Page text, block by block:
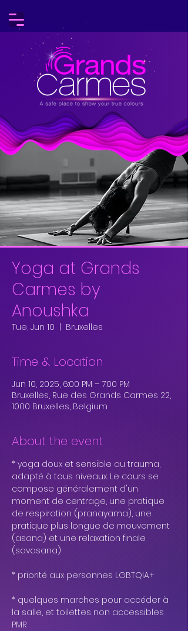
Yoga at Grands
Carmes by
Anoushka
Tue, Jun 10 Bruxelles
Time & Location
Jun 10, 2025, 6:00 PM – 7:00 PM
Bruxelles, Rue des Grands Carmes 22,
1000 Bruxelles, Belgium
About the event
* yoga doux et sensible au trauma,
adapté à tous niveaux. Le cours se
compose généralement d'un
moment de centrage, une pratique
de respiration (pranayama), une
pratique plus longue de mouvement
(asana) et une relaxation finale
(savasana)
* priorité aux personnes LGBTQIA+
* quelques marches pour accéder à
la salle, et toilettes non accessibles
PMR